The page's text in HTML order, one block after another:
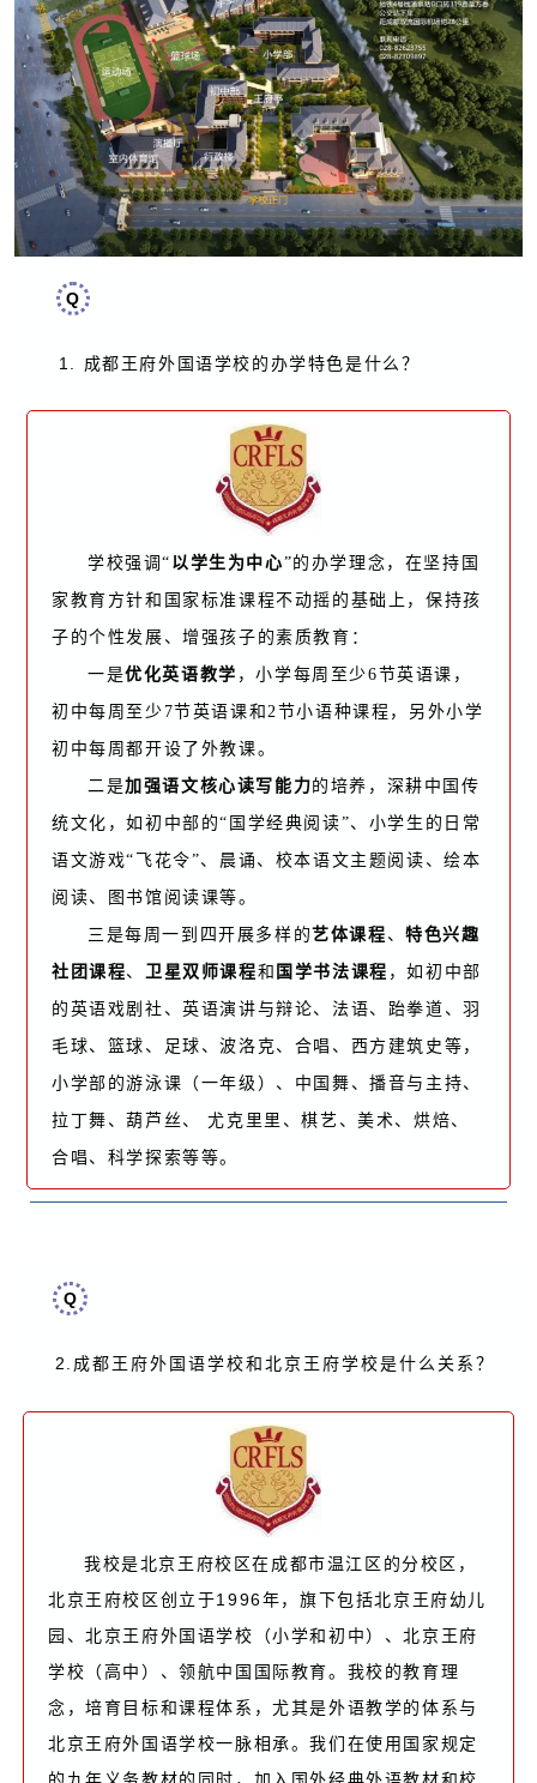
Q
1. 成都王府外国语学校的办学特色是什么？
学校强调“ 以学生为中心”的办学理念，在坚持国
家教育方针和国家标准课程不动摇的基础上，保持孩
子的个性发展、增强孩子的素质教育：
一是优化英语教学 ，小学每周至少6节英语课，
初中每周至少7节英语课和2节小语种课程，另外小学
初中每周都开设了外教课。
二是加强语文核心读写能力的培养，深耕中国传
统文化，如初中部的“国学经典阅读”、小学生的日常
语文游戏“飞花令”、晨诵、校本语文主题阅读、绘本
阅读、图书馆阅读课等。
三是每周一到四开展多样的艺体课程 、特色兴趣
社团课程、 卫星双师课程和 国学书法课程 ，如初中部
的英语戏剧社、英语演讲与辩论、法语、跆拳道、羽
毛球、篮球、足球、波洛克、合唱、西方建筑史等，
小学部的游泳课（一年级）、中国舞、播音与主持、
拉丁舞、葫芦丝、 尤克里里、棋艺、美术、烘焙、
合唱、科学探索等等。
Q
2. 成都王府外国语学校和北京王府学校是什么关系？
我校是北京王府校区在成都市温江区的分校区，
北京王府校区创立于1996年，旗下包括北京王府幼儿
园、北京王府外国语学校（小学和初中）、北京王府
学校（高中）、领航中国国际教育。我校的教育理
念，培育目标和课程体系，尤其是外语教学的体系与
北京王府外国语学校一脉相承。我们在使用国家规定